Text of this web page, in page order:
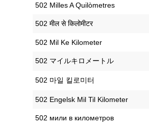
‎502 Milles A Quilòmetres
‎502 मील से किलोमीटर
‎502 Mil Ke Kilometer
‎502 マイルキロメートル
‎502 마일 킬로미터
‎502 Engelsk Mil Til Kilometer
‎502 мили в километров